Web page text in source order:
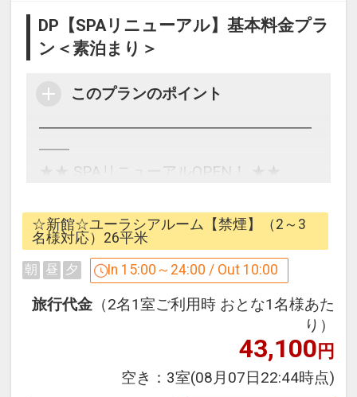
DP【SPAリニューアル】基本料金プラ
ン＜素泊まり＞
このプランのポイント
━━━━━━━━━━━━━━━━━━
━━
★★ SPAリニューアルOPEN！ ★★
━━━━━━━━━━━━━━━━━━
━━
ご宿泊のみのシンプルなプランです。
・ご宿泊のお客様は【本館4階SPA(大浴
場)】を料金不要でご利用いただけます。
☆新館☆ユーラシアルーム【禁煙】（2～3
名様対応）26平米
朝 昼 夕 In 15:00～24:00 / Out 10:00
旅行代金 （2名1室ご利用時 おとな1名様あた
り）
43,100円
空き： 3室(08月07日22:44時点)